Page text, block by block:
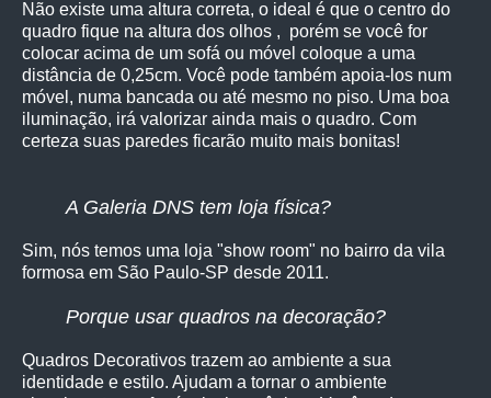
Não existe uma altura correta, o ideal é que o centro do
quadro fique na altura dos olhos , porém se você for
colocar acima de um sofá ou móvel coloque a uma
distância de 0,25cm. Você pode também apoia-los num
móvel, numa bancada ou até mesmo no piso. Uma boa
iluminação, irá valorizar ainda mais o quadro. Com
certeza suas paredes ficarão muito mais bonitas!
A Galeria DNS tem loja física?
Sim, nós temos uma loja "show room" no bairro da vila
formosa em São Paulo-SP desde 2011.
Porque usar quadros na decoração?
Quadros Decorativos trazem ao ambiente a sua
identidade e estilo. Ajudam a tornar o ambiente